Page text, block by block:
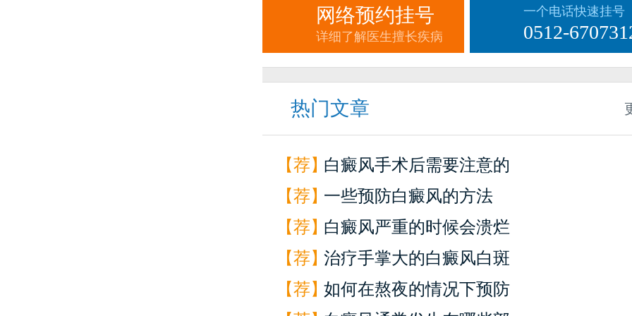
网络预约挂号
详细了解医生擅长疾病
一个电话快速挂号
0512-
热门文章
【荐】白癜风手术后需要注意的
【荐】一些预防白癜风的方法
【荐】白癜风严重的时候会溃烂
【荐】治疗手掌大的白癜风白斑
【荐】如何在熬夜的情况下预防